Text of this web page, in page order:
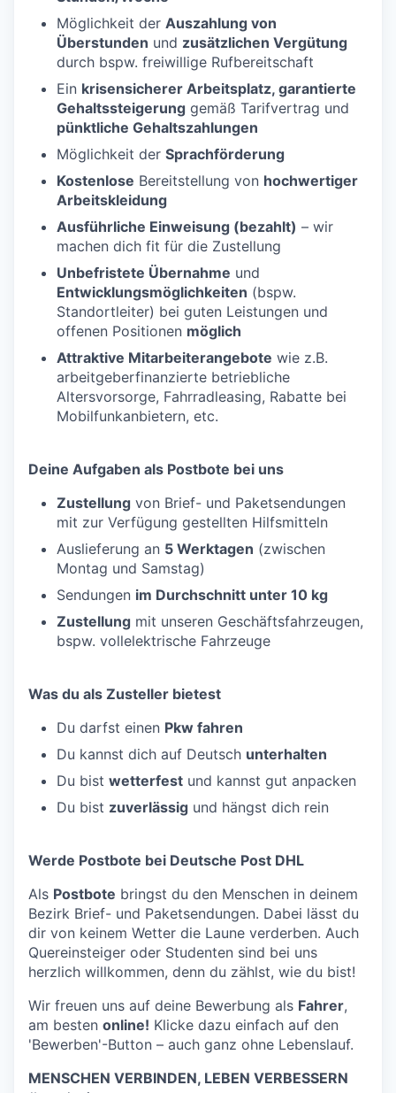
Möglichkeit der Auszahlung von
Überstunden und zusätzlichen Vergütung
durch bspw. freiwillige Rufbereitschaft
Ein krisensicherer Arbeitsplatz, garantierte
Gehaltssteigerung gemäß Tarifvertrag und
pünktliche Gehaltszahlungen
Möglichkeit der Sprachförderung
Kostenlose Bereitstellung von hochwertiger
Arbeitskleidung
Ausführliche Einweisung (bezahlt) – wir
machen dich fit für die Zustellung
Unbefristete Übernahme und
Entwicklungsmöglichkeiten (bspw.
Standortleiter) bei guten Leistungen und
offenen Positionen möglich
Attraktive Mitarbeiterangebote wie z.B.
arbeitgeberfinanzierte betriebliche
Altersvorsorge, Fahrradleasing, Rabatte bei
Mobilfunkanbietern, etc.
Deine Aufgaben als Postbote bei uns
Zustellung von Brief- und Paketsendungen
mit zur Verfügung gestellten Hilfsmitteln
Auslieferung an 5 Werktagen (zwischen
Montag und Samstag)
Sendungen im Durchschnitt unter 10 kg
Zustellung mit unseren Geschäftsfahrzeugen,
bspw. vollelektrische Fahrzeuge
Was du als Zusteller bietest
Du darfst einen Pkw fahren
Du kannst dich auf Deutsch unterhalten
Du bist wetterfest und kannst gut anpacken
Du bist zuverlässig und hängst dich rein
Werde Postbote bei Deutsche Post DHL
Als Postbote bringst du den Menschen in deinem
Bezirk Brief- und Paketsendungen. Dabei lässt du
dir von keinem Wetter die Laune verderben. Auch
Quereinsteiger oder Studenten sind bei uns
herzlich willkommen, denn du zählst, wie du bist!
Wir freuen uns auf deine Bewerbung als Fahrer,
am besten online! Klicke dazu einfach auf den
'Bewerben'-Button – auch ganz ohne Lebenslauf.
MENSCHEN VERBINDEN, LEBEN VERBESSERN